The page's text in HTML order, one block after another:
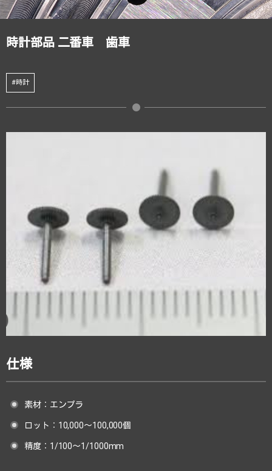
時計部品 二番車 歯車
#時計
仕様
素材：エンプラ
ロット：10,000～100,000個
精度：1/100～1/1000mm